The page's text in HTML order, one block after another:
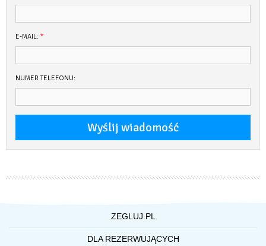
E-MAIL: *
NUMER TELEFONU:
ZEGLUJ.PL
O NAS
DLA REZERWUJĄCYCH